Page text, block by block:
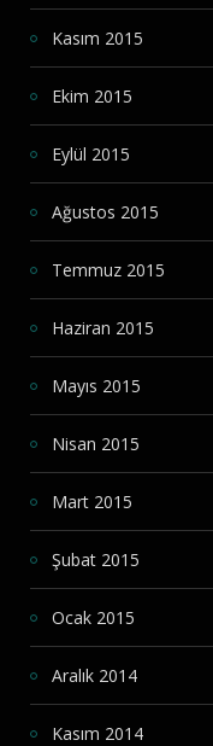
Kasım 2015
Ekim 2015
Eylül 2015
Ağustos 2015
Temmuz 2015
Haziran 2015
Mayıs 2015
Nisan 2015
Mart 2015
Şubat 2015
Ocak 2015
Aralık 2014
Kasım 2014